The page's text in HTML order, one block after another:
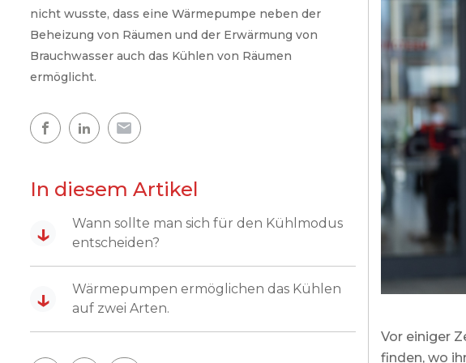
Komfort Ihres Heims
Warmes Zuhause
Die Erfahrungen unserer Kunden
Die
nicht wusste, dass eine Wärmepumpe neben der
Beheizung von Räumen und der Erwärmung von
Brauchwasser auch das Kühlen von Räumen
ermöglicht.
In diesem Artikel
↓
Wann sollte man sich für den Kühlmodus
entscheiden?
↓
Wärmepumpen ermöglichen das Kühlen
auf zwei Arten.
Vor einiger
finden, wo